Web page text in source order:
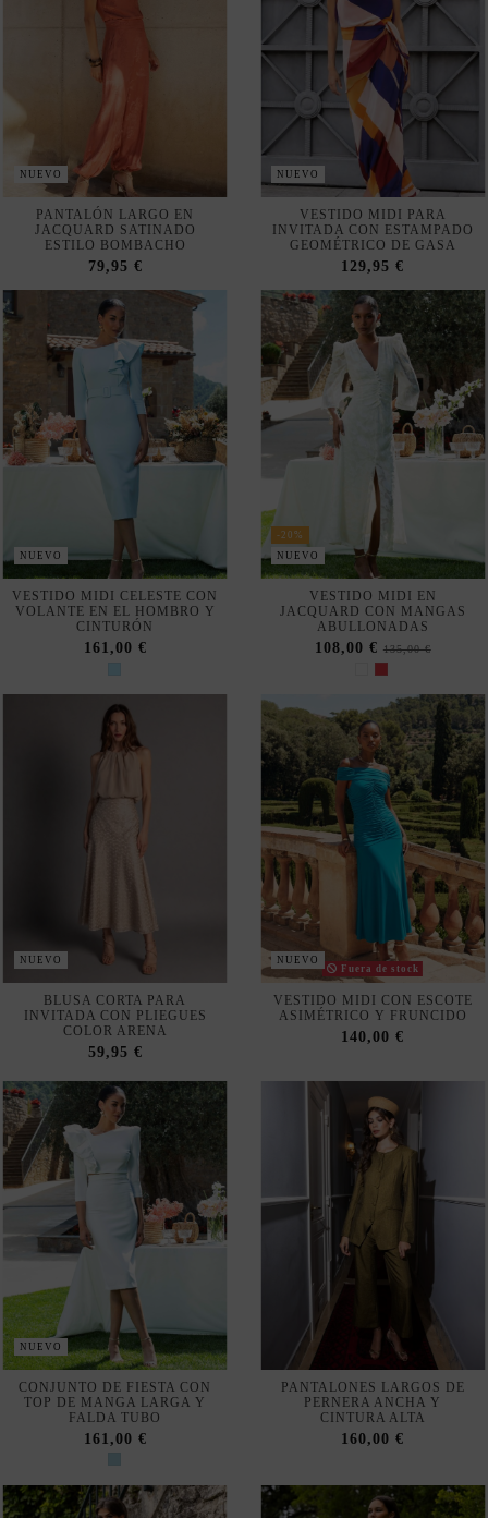
NUEVO
PANTALÓN LARGO EN
JACQUARD SATINADO
ESTILO BOMBACHO
79,95 €
NUEVO
VESTIDO MIDI PARA
INVITADA CON ESTAMPADO
GEOMÉTRICO DE GASA
129,95 €
NUEVO
VESTIDO MIDI CELESTE CON
VOLANTE EN EL HOMBRO Y
CINTURÓN
161,00 €
-20%
NUEVO
VESTIDO MIDI EN
JACQUARD CON MANGAS
ABULLONADAS
108,00 € 135,00 €
NUEVO
BLUSA CORTA PARA
INVITADA CON PLIEGUES
COLOR ARENA
59,95 €
NUEVO
Fuera de stock
VESTIDO MIDI CON ESCOTE
ASIMÉTRICO Y FRUNCIDO
140,00 €
NUEVO
CONJUNTO DE FIESTA CON
TOP DE MANGA LARGA Y
FALDA TUBO
161,00 €
PANTALONES LARGOS DE
PERNERA ANCHA Y
CINTURA ALTA
160,00 €